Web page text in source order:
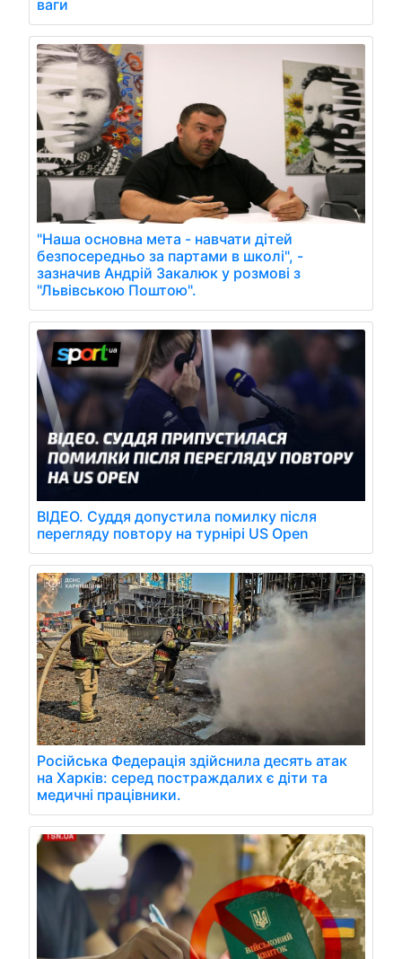
ваги
"Наша основна мета - навчати дітей
безпосередньо за партами в школі", -
зазначив Андрій Закалюк у розмові з
"Львівською Поштою".
ВІДЕО. Суддя допустила помилку після
перегляду повтору на турнірі US Open
Російська Федерація здійснила десять атак
на Харків: серед постраждалих є діти та
медичні працівники.